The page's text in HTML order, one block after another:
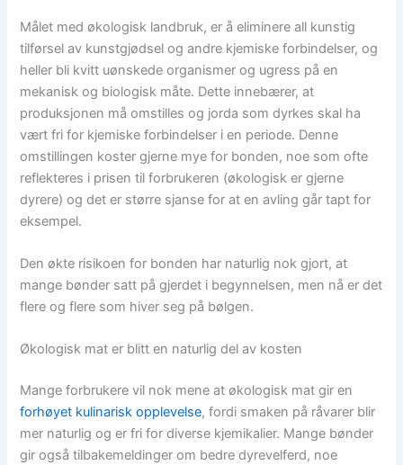
Målet med økologisk landbruk, er å eliminere all kunstig
tilførsel av kunstgjødsel og andre kjemiske forbindelser, og
heller bli kvitt uønskede organismer og ugress på en
mekanisk og biologisk måte. Dette innebærer, at
produksjonen må omstilles og jorda som dyrkes skal ha
vært fri for kjemiske forbindelser i en periode. Denne
omstillingen koster gjerne mye for bonden, noe som ofte
reflekteres i prisen til forbrukeren (økologisk er gjerne
dyrere) og det er større sjanse for at en avling går tapt for
eksempel.
Den økte risikoen for bonden har naturlig nok gjort, at
mange bønder satt på gjerdet i begynnelsen, men nå er det
flere og flere som hiver seg på bølgen.
Økologisk mat er blitt en naturlig del av kosten
Mange forbrukere vil nok mene at økologisk mat gir en
forhøyet kulinarisk opplevelse, fordi smaken på råvarer blir
mer naturlig og er fri for diverse kjemikalier. Mange bønder
gir også tilbakemeldinger om bedre dyrevelferd, noe